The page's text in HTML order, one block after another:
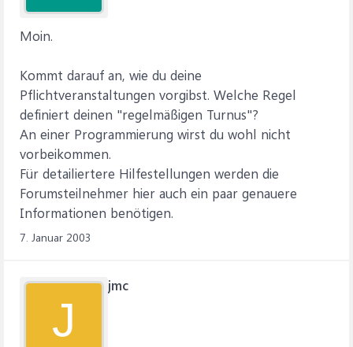
Moin.
Kommt darauf an, wie du deine
Pflichtveranstaltungen vorgibst. Welche Regel
definiert deinen "regelmäßigen Turnus"?
An einer Programmierung wirst du wohl nicht
vorbeikommen.
Für detailiertere Hilfestellungen werden die
Forumsteilnehmer hier auch ein paar genauere
Informationen benötigen.
7. Januar 2003
J
jmc